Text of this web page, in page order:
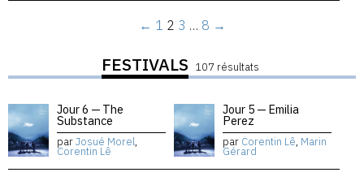
← 1 2 3 … 8 →
FESTIVALS 107 résultats
Jour 6 — The
Substance
parJosué Morel,
Corentin Lê
Jour 5 — Emilia
Perez
par Corentin Lê, Marin
Gérard